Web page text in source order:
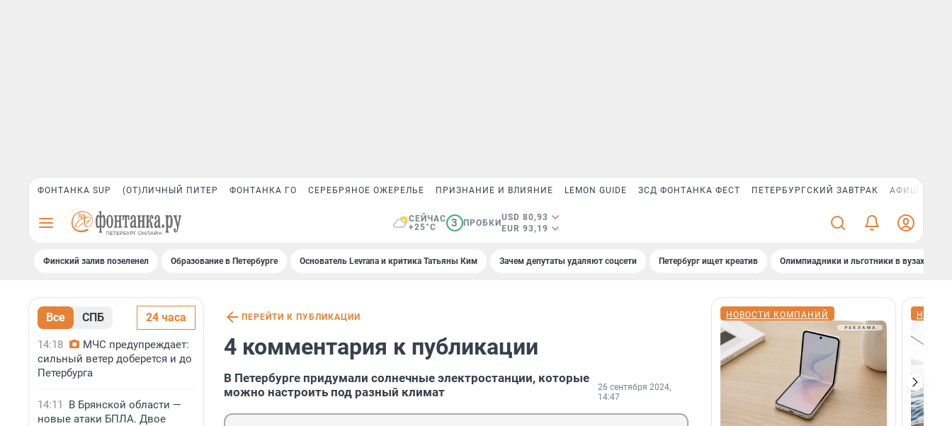
ФОНТАНКА SUP (ОТ)ЛИЧНЫЙ ПИТЕР ФОНТАНКА ГО СЕРЕБРЯНОЕ ОЖЕРЕЛЬЕ ПРИЗНАНИЕ И ВЛИЯНИЕ LEMON GUIDE ЗСД ФОНТАНКА ФЕСТ ПЕТЕРБУРГСКИЙ ЗАВТРАК АФИША PLUS
СЕЙЧАС
+25°C
3 ПРОБКИ
USD 80,93
EUR 93,19
Финский залив позеленел Образование в Петербурге Основатель Levrana и критика Татьяны Ким Зачем депутаты удаляют соцсети Петербург ищет креатив Олимпиадники и льготники в вузах СПб
Все СПБ 24 часа
14:18
МЧС предупреждает:
сильный ветер доберется и до
Петербурга
14:11
В Брянской области —
новые атаки БПЛА. Двое
ПЕРЕЙТИ К ПУБЛИКАЦИИ
4 комментария к публикации
В Петербурге придумали солнечные электростанции, которые
можно настроить под разный климат
26 сентября 2024,
14:47
НОВОСТИ КОМПАНИЙ